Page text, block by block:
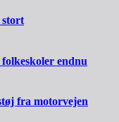
endnu
fra motorvejen